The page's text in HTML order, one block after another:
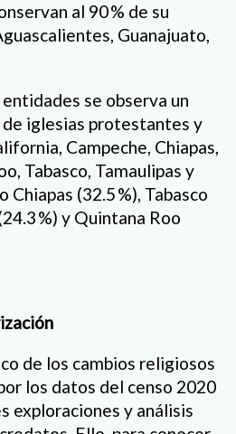
al 90 % de su
Guanajuato,
se observa un
de iglesias protestantes y
Campeche, Chiapas,
Tabasco, Tamaulipas y
Chiapas (32.5 %), Tabasco
%) y Quintana Roo
de los cambios religiosos
los datos del censo 2020
exploraciones y análisis